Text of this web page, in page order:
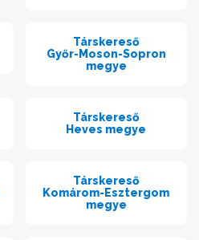
Társkereső
Győr-Moson-Sopron
megye
Társkereső
Heves megye
Társkereső
Komárom-Esztergom
megye